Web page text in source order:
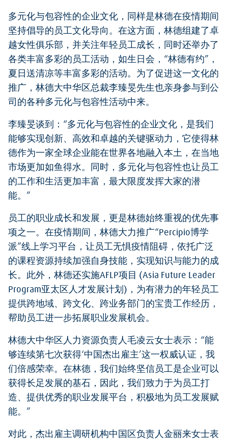
多元化与包容性的企业文化，同样是林德在疫情期间
坚持倡导的员工文化导向。在这方面，林德组建了卓
越女性俱乐部，并关注年轻员工成长，同时还举办了
各类丰富多彩的员工活动，如生日会，“林德有约”，
夏日送清凉等丰富多彩的活动。为了促进这一文化的
推广，林德大中华区总裁李臻旻先生也亲身参与到公
司的各种多元化与包容性活动中来。
李臻旻谈到：“多元化与包容性的企业文化，是我们
能够实现创新、高效和卓越的关键驱动力，它使得林
德作为一家全球企业能在世界各地融入本土，在当地
市场更加如鱼得水。同时，多元化与包容性也让员工
的工作和生活更加丰富，最大限度发挥大家的潜
能。”
员工的职业成长和发展，更是林德始终重视的优先事
项之一。在疫情期间，林德大力推广“Percipio博学
派”线上学习平台，让员工无惧疫情阻碍，依托广泛
的课程资源持续加强自身技能，实现知识与能力的成
长。此外，林德还实施AFLP项目 (Asia Future Leader
Program亚太区人才发展计划)，为有潜力的年轻员工
提供跨地域、跨文化、跨业务部门的宝贵工作经历，
帮助员工进一步拓展职业发展机会。
林德大中华区人力资源负责人毛凌云女士表示：“能
够连续第七次获得‘中国杰出雇主’这一权威认证，我
们倍感荣幸。在林德，我们始终坚信员工是企业可以
获得长足发展的基石，因此，我们致力于为员工打
造、提供优秀的职业发展平台，积极地为员工发展赋
能。”
对此，杰出雇主调研机构中国区负责人金丽来女士表